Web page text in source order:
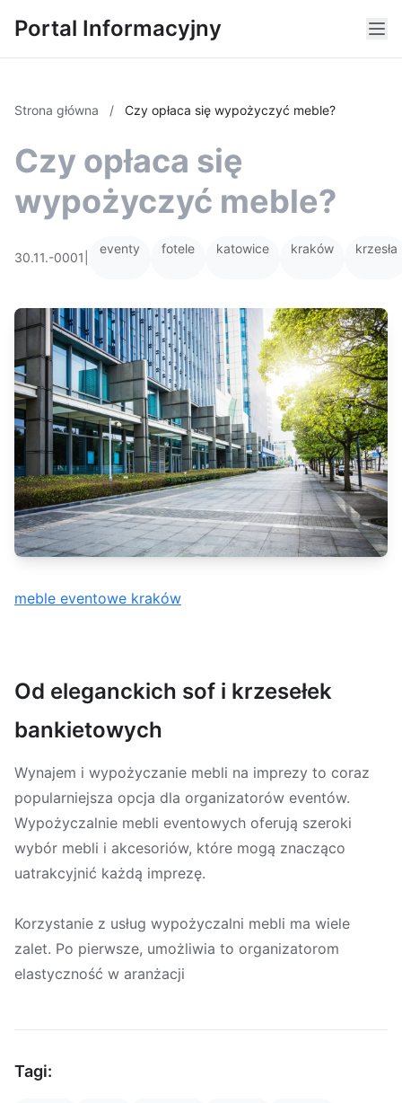
Portal Informacyjny
Strona główna / Czy opłaca się wypożyczyć meble?
Czy opłaca się
wypożyczyć meble?
30.11.-0001
eventy fotele katowice kraków krzesła
meble eventowe kraków
Od eleganckich sof i krzesełek
bankietowych
Wynajem i wypożyczanie mebli na imprezy to coraz
popularniejsza opcja dla organizatorów eventów.
Wypożyczalnie mebli eventowych oferują szeroki
wybór mebli i akcesoriów, które mogą znacząco
uatrakcyjnić każdą imprezę.
Korzystanie z usług wypożyczalni mebli ma wiele
zalet. Po pierwsze, umożliwia to organizatorom
elastyczność w aranżacji
Tagi: